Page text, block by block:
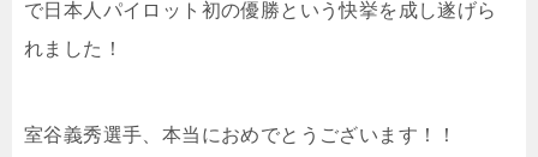
で日本人パイロット初の優勝という快挙を成し遂げら
れました！
室谷義秀選手、本当におめでとうございます！！